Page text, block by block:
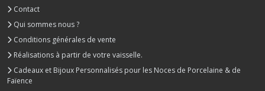
Contact
Qui sommes nous ?
Conditions générales de vente
Réalisations à partir de votre vaisselle.
Cadeaux et Bijoux Personnalisés pour les Noces de Porcelaine & de
Faïence